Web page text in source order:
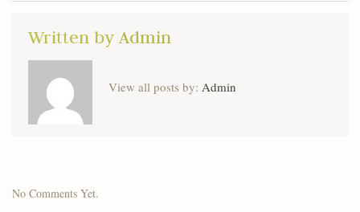
Written byAdmin
View all posts by: Admin
No Comments Yet.